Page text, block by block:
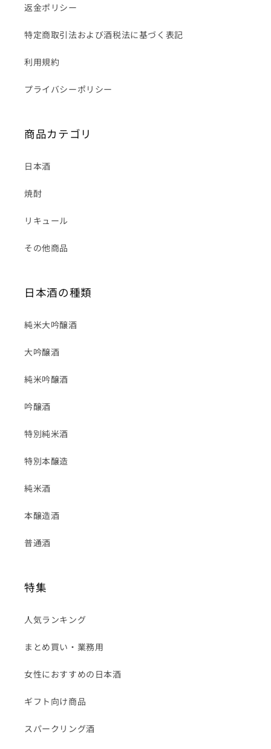
返金ポリシー
特定商取引法および酒税法に基づく表記
利用規約
プライバシーポリシー
商品カテゴリ
日本酒
焼酎
リキュール
その他商品
日本酒の種類
純米大吟醸酒
大吟醸酒
純米吟醸酒
吟醸酒
特別純米酒
特別本醸造
純米酒
本醸造酒
普通酒
特集
人気ランキング
まとめ買い・業務用
女性におすすめの日本酒
ギフト向け商品
スパークリング酒